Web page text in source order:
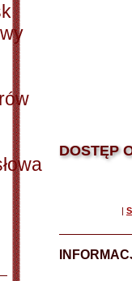
DOSTĘP
|